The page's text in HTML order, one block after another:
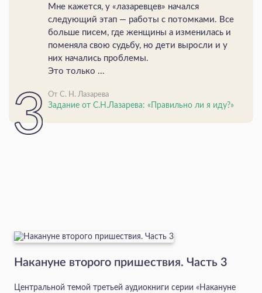
Мне кажется, у «лазаревцев» начался
следующий этап — работы с потомками. Все
больше писем, где женщины а изменилась и
поменяла свою судьбу, но дети выросли и у
них начались проблемы.
Это только ...
От С. Н. Лазарева
Задание от С.Н.Лазарева: «Правильно ли я иду?»
Накануне второго пришествия. Часть 3
Центральной темой третьей аудиокниги серии «Накануне